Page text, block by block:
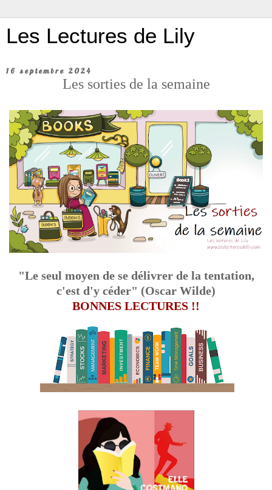
Les Lectures de Lily
16 septembre 2024
Les sorties de la semaine
"Le seul moyen de se délivrer de la tentation,
c'est d'y céder" (Oscar Wilde)
BONNES LECTURES !!